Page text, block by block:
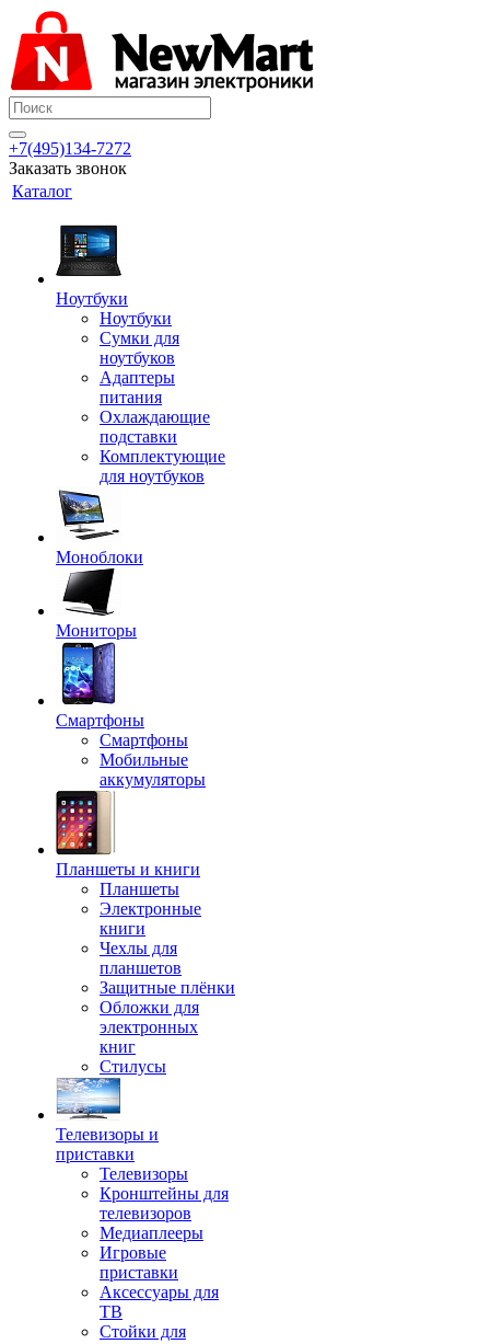
+7(495)134-7272
Заказать звонок
Каталог
Ноутбуки
Ноутбуки
Сумки для
ноутбуков
Адаптеры
питания
Охлаждающие
подставки
Комплектующие
для ноутбуков
Моноблоки
Мониторы
Смартфоны
Смартфоны
Мобильные
аккумуляторы
Планшеты и книги
Планшеты
Электронные
книги
Чехлы для
планшетов
Защитные плёнки
Обложки для
электронных
книг
Стилусы
Телевизоры и
приставки
Телевизоры
Кронштейны для
телевизоров
Медиаплееры
Игровые
приставки
Аксессуары для
ТВ
Стойки для